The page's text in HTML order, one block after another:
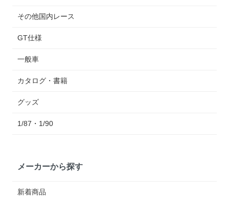
その他国内レース
GT仕様
一般車
カタログ・書籍
グッズ
1/87・1/90
メーカーから探す
新着商品